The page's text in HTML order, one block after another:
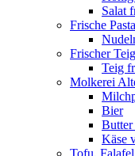
Salat
Frische Pasta
Frischer Teig
Teig
Molkerei
Bier
Käse
Tofu,